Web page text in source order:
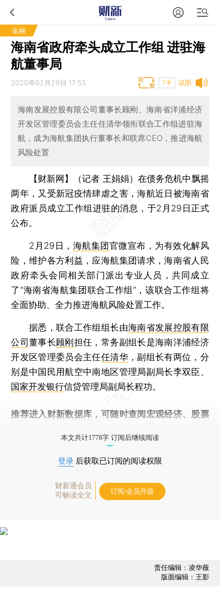
金融
海南省政府牵头成立工作组 进驻海
航董事局
试听
2020年02月29日 17:53 T中
海南发展控股有限公司董事长顾刚、海南省洋浦经济
开发区管理委员会主任任清华领衔联合工作组进驻海
航，成为海航集团执行董事长和联席CEO，推进海航
风险处置
【财新网】（记者 王娟娟） 在债务危机中飘摇
两年，又受新冠疫情肆虐之害，海航近日被海南省
政府派员成立工作组进驻的消息，于2月29日正式
公布。
2月29日， 海航集团官微宣布，为有效化解风
险，维护各方利益，应海航集团请求，海南省人民
政府牵头会同相关部门派出专业人员，共同成立
了“海南省海航集团联合工作组”，该联合工作组将
全面协助、全力推进海航风险处置工作。
据悉，联合工作组组长由海南省发展控股有限
公司董事长顾刚 担任，常务副组长是海南洋浦经济
开发区管理委员会主任任清华，副组长有两位，分
别是中国民用航空中南地区管理局副局长李双臣、
国家开发银行信贷管理局副局长程功。
推荐进入 财新数据库 ，可随时查阅宏观经济、股票
本文共计1778字 订阅后继续阅读
登录 后获取已订阅的阅读权限
财新通会员
可畅读全文
订阅/会员升级
责任编辑：凌华薇
版面编辑：王影